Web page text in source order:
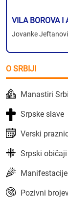
VILA BOROVA I
Jovanke
O SRBIJI
Manastiri
Srpske slave
Verski
Srpski običaji
Manifestacije
Pozivni